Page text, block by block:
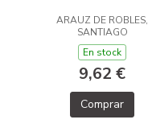
ARAUZ DE ROBLES,
SANTIAGO
En stock
9,62 €
Comprar